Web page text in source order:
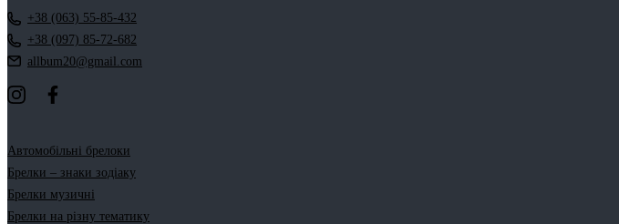
+38 (063) 55-85-432
+38 (097) 85-72-682
allbum20@gmail.com
Автомобільні брелоки
Брелки – знаки зодіаку
Брелки музичні
Брелки на різну тематику